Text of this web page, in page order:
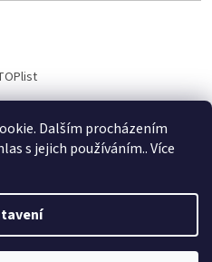
Dalším procházením
s jejich používáním.. Více
Cedule-Cedulky.cz
Shoptet